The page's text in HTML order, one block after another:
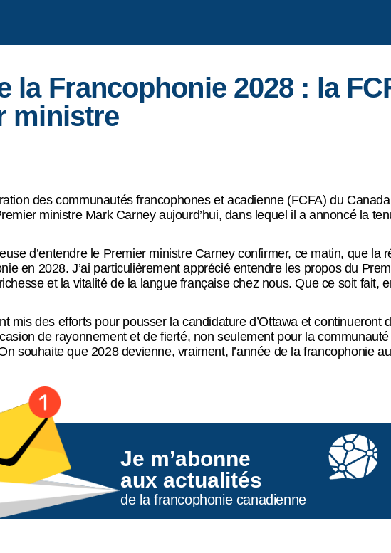
la Francophonie 2028 : la
ministre
des communautés francophones et acadienne (FCFA) du
ministre Mark Carney aujourd’hui, dans lequel il a annoncé la
d’entendre le Premier ministre Carney confirmer, ce matin, que la
en 2028. J’ai particulièrement apprécié entendre les propos du
et la vitalité de la langue française chez nous. Que ce soit fait,
mis des efforts pour pousser la candidature d’Ottawa et
de rayonnement et de fierté, non seulement pour la
souhaite que 2028 devienne, vraiment, l’année de la francophonie
Je m’abonne
aux actualités
de la francophonie canadienne